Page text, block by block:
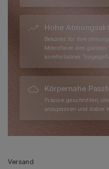
Hohe
Bekannt für ihre
Mikrofaser den ganzen
komfortables
Körpernahe
Präzise geschnitten,
anzupassen und dabei
Versand